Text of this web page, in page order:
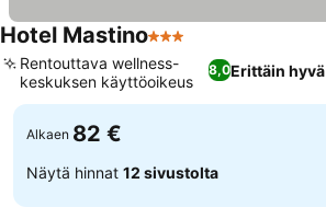
Hotel Mastino3 Tähtiluokitus
8,0Erittäin hyvä
Rentouttava wellness-
keskuksen käyttöoikeus
Alkaen 82 €
Näytä hinnat 12 sivustolta